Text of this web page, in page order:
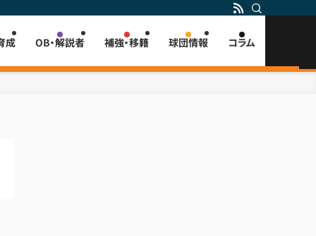
成 OB・解説者 補強・移籍 球団情報 コラム